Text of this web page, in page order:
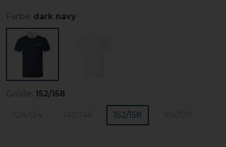
Farbe: dark navy
Größe: 152/158
152/158